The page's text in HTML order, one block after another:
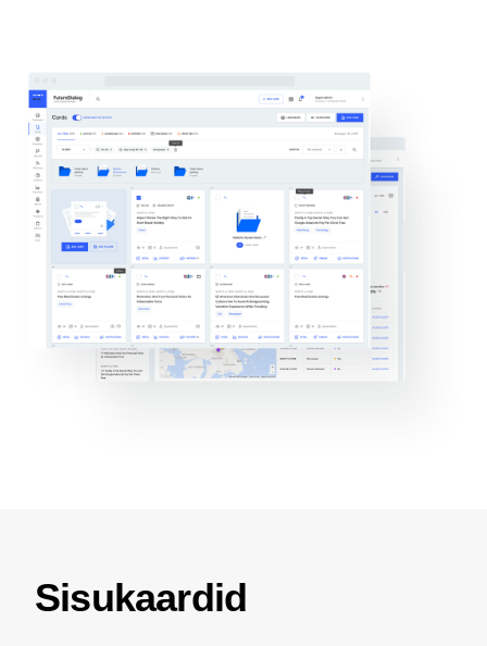
Sisukaardid